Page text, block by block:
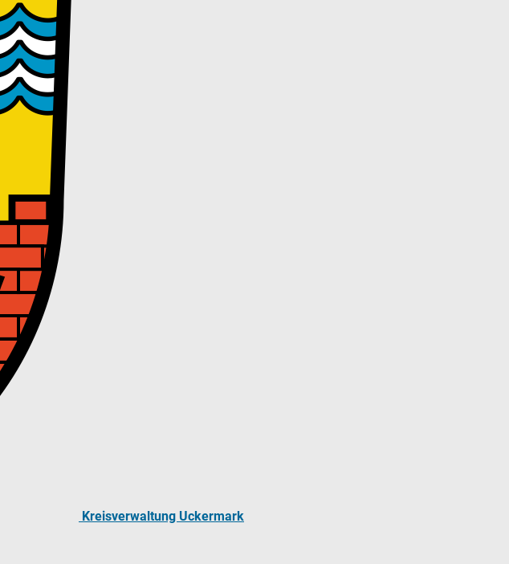
Kreisverwaltung Uckermark